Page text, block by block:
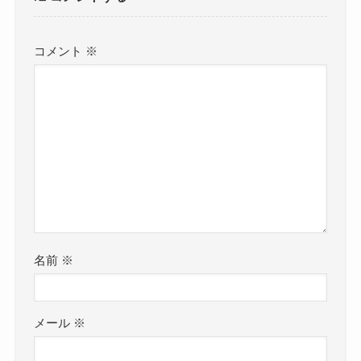
コメント ※
名前 ※
メール ※